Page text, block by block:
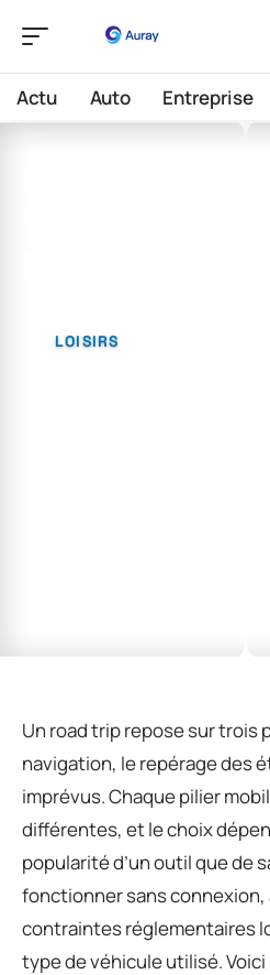
Actu Auto Entreprise
LOISIRS
Un road trip repose sur trois
navigation, le repérage des
imprévus. Chaque pilier
différentes, et le choix
popularité d’un outil que de
fonctionner sans connexion,
contraintes réglementaires
type de véhicule utilisé.